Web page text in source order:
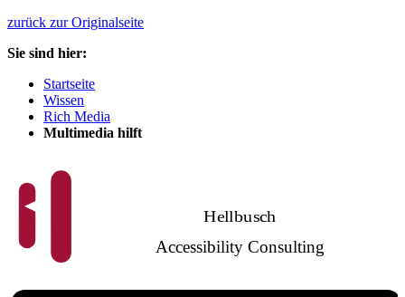
zurück zur Originalseite
Sie sind hier:
Startseite
Wissen
Rich Media
Multimedia hilft
Hellbusch
Accessibility Consulting